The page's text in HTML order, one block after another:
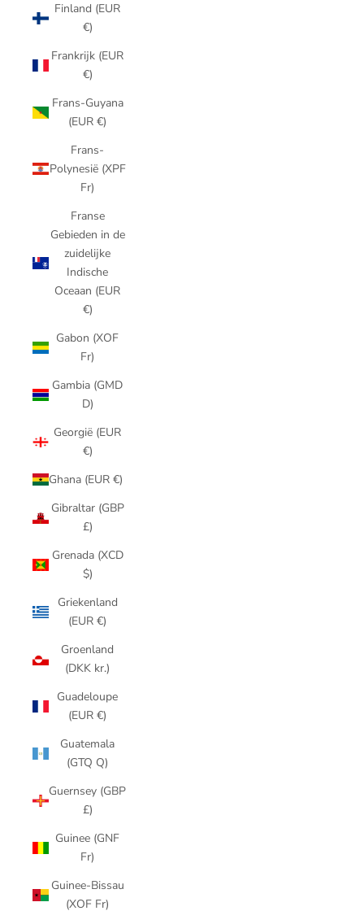
Finland (EUR
€)
Frankrijk (EUR
€)
Frans-Guyana
(EUR €)
Frans-
Polynesië (XPF
Fr)
Franse
Gebieden in de
zuidelijke
Indische
Oceaan (EUR
€)
Gabon (XOF
Fr)
Gambia (GMD
D)
Georgië (EUR
€)
Ghana (EUR €)
Gibraltar (GBP
£)
Grenada (XCD
$)
Griekenland
(EUR €)
Groenland
(DKK kr.)
Guadeloupe
(EUR €)
Guatemala
(GTQ Q)
Guernsey (GBP
£)
Guinee (GNF
Fr)
Guinee-Bissau
(XOF Fr)